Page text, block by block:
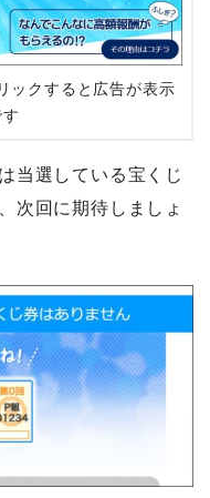
ックすると広告が表示
当選している宝くじ
次回に期待しましょ